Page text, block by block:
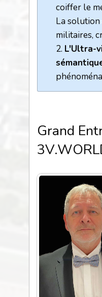
coiffer le
La
militaires,
L'Ultra-
Grand